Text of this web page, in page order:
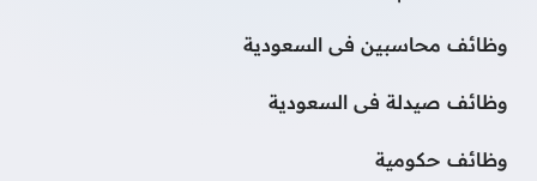
وظائف محاسبين فى السعودية
وظائف صيدلة فى السعودية
وظائف حكومية